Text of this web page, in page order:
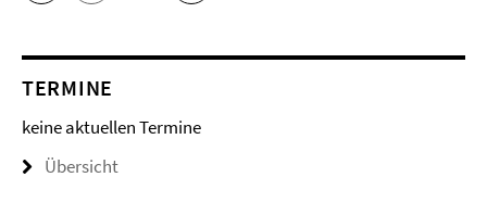
TERMINE
keine aktuellen Termine
Übersicht